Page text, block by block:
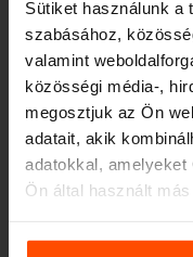
Sütiket használunk a
szabásához,
valamint
közösségi média-,
megosztjuk az Ön
adatait, akik
adatokkal,
Ön által használt
További
Seattle –